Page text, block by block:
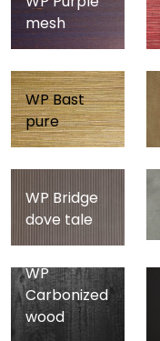
mesh
WP Bast
pure
WP Bridge
dove tale
WP
Carbonized
wood